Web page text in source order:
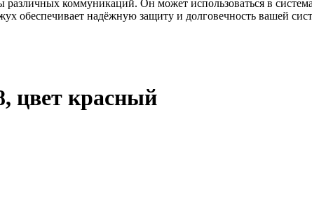
коммуникаций. Он может использоваться в
обеспечивает надёжную защиту и долговечность вашей
цвет красный